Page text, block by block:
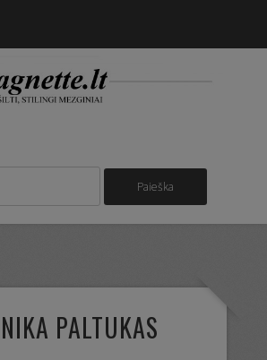
PALTUKAS